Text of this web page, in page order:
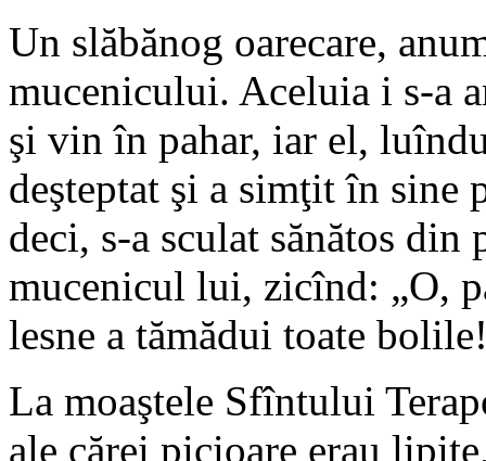
Un slăbănog oarecare,
mucenicului. Aceluia i s-a
şi vin în pahar, iar el,
deşteptat şi a simţit în sine
deci, s-a sculat sănătos
mucenicul lui, zicînd: „O,
lesne a tămădui toate
La moaştele Sfîntului
ale cărei picioare erau